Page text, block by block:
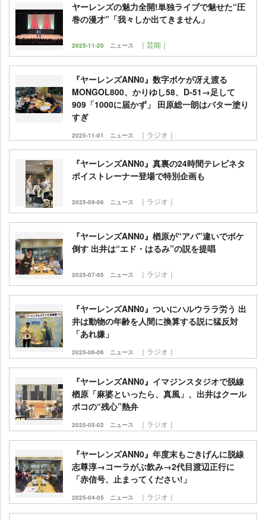
ヤーレンズの魅力全開!単独ライブで魅せた“圧
巻の漫才”「我々しか出てきません」
2025-11-20 ニュース ｜芸能｜
『ヤーレンズANN0』数字ボケが冴え渡る
MONGOL800、かりゆし58、D-51→足して
909「1000に届かず」 田原総一朗はバター塗り
すぎ
2025-11-01 ニュース ｜ラジオ｜
『ヤーレンズANN0』真裏の24時間テレビネタ
ボイストレーナー登場で特別企画も
2025-09-06 ニュース ｜ラジオ｜
『ヤーレンズANN0』楢原が“アパ”違いでボケ
倒す 出井は“エド・はるみ”の説を提唱
2025-07-05 ニュース ｜ラジオ｜
『ヤーレンズANN0』ついにハルウララ労う 出
井は動物の年齢を人間に換算する説に猛反対
「あれ嫌」
2025-06-06 ニュース ｜ラジオ｜
『ヤーレンズANN0』イマジンスタジオで脱線
楢原「麻婆といったら、真風」、出井はクール
ポコの“残心”熱弁
2025-05-02 ニュース ｜ラジオ｜
『ヤーレンズANN0』年度末もごきげんに脱線
志尊淳→コーラがぶ飲み→2代目渡辺正行に
「赤信号、止まってください!」
2025-04-05 ニュース ｜ラジオ｜